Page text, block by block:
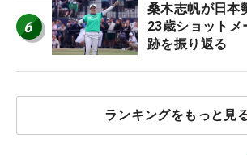
6
桑木志帆が日
23歳ショット
跡を振り返る
ランキングをもっと見